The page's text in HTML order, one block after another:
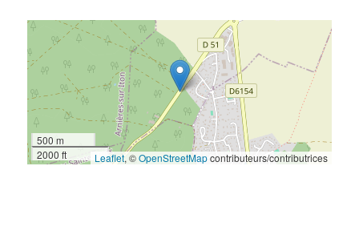
500 m
2000 ft
Leaflet, ©OpenStreetMapcontributeurs/contributrices